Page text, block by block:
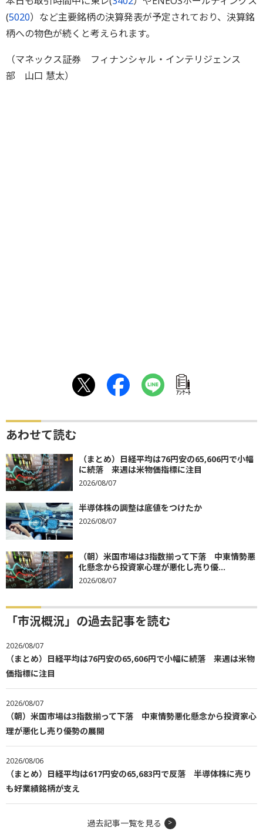
(5020）など主要銘柄の決算発表が予定されており、決算銘
柄への物色が続くと考えられます。
（マネックス証券 フィナンシャル・インテリジェンス
部 山口 慧太）
ｱﾝｹｰﾄ
あわせて読む
（まとめ）日経平均は76円安の65,606円で小幅
に続落 来週は米物価指標に注目
2026/08/07
半導体株の調整は底値をつけたか
2026/08/07
（朝）米国市場は3指数揃って下落 中東情勢悪
化懸念から投資家心理が悪化し売り優...
2026/08/07
「市況概況」の過去記事を読む
2026/08/07
（まとめ）日経平均は76円安の65,606円で小幅に続落 来週は米物
価指標に注目
2026/08/07
（朝）米国市場は3指数揃って下落 中東情勢悪化懸念から投資家心
理が悪化し売り優勢の展開
2026/08/06
（まとめ）日経平均は617円安の65,683円で反落 半導体株に売り
も好業績銘柄が支え
過去記事一覧を見る